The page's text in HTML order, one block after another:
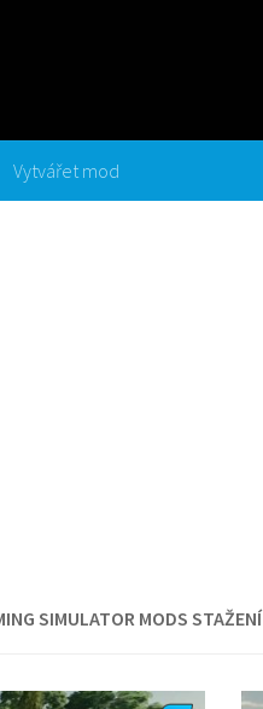
Vytvářet mod
SIMULATOR MODS STAŽENÍ